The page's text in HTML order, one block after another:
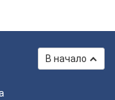
В начало